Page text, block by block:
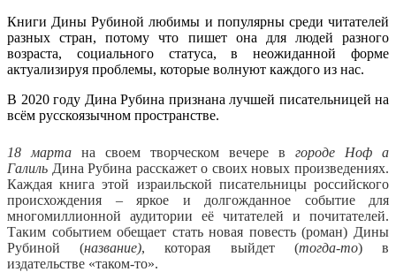
Книги Дины Рубиной любимы и популярны среди читателей
разных стран, потому что пишет она для людей разного
возраста, социального статуса, в неожиданной форме
актуализируя проблемы, которые волнуют каждого из нас.
В 2020 году Дина Рубина признана лучшей писательницей на
всём русскоязычном пространстве.
18 марта на своем творческом вечере в городе Ноф а
Галиль Дина Рубина расскажет о своих новых произведениях.
Каждая книга этой израильской писательницы российского
происхождения – яркое и долгожданное событие для
многомиллионной аудитории её читателей и почитателей.
Таким событием обещает стать новая повесть (роман) Дины
Рубиной (название), которая выйдет (тогда-то) в
издательстве «таком-то».